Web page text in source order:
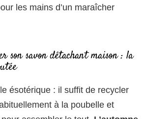
les mains d’un maraîcher
son savon détachant maison : la
ésotérique : il suffit de recycler
à la poubelle et